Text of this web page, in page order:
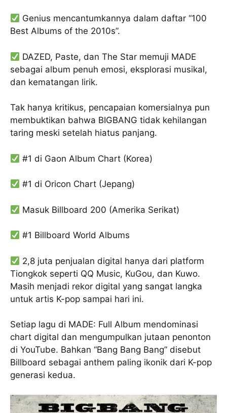
Genius mencantumkannya dalam daftar “100
Best Albums of the 2010s”.
DAZED, Paste, dan The Star memuji MADE
sebagai album penuh emosi, eksplorasi musikal,
dan kematangan lirik.
Tak hanya kritikus, pencapaian komersialnya pun
membuktikan bahwa BIGBANG tidak kehilangan
taring meski setelah hiatus panjang.
#1 di Gaon Album Chart (Korea)
#1 di Oricon Chart (Jepang)
Masuk Billboard 200 (Amerika Serikat)
#1 Billboard World Albums
2,8 juta penjualan digital hanya dari platform
Tiongkok seperti QQ Music, KuGou, dan Kuwo.
Masih menjadi rekor digital yang sangat langka
untuk artis K-pop sampai hari ini.
Setiap lagu di MADE: Full Album mendominasi
chart digital dan mengumpulkan jutaan penonton
di YouTube. Bahkan “Bang Bang Bang” disebut
Billboard sebagai anthem paling ikonik dari K-pop
generasi kedua.